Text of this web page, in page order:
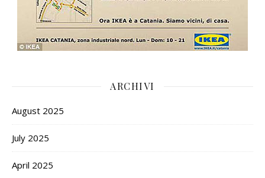
ARCHIVI
August 2025
July 2025
April 2025